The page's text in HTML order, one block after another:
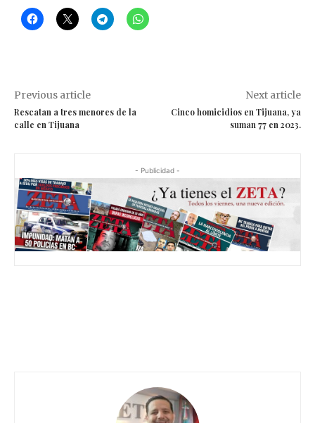
Previous article
Rescatan a tres menores de la
calle en Tijuana
Next article
Cinco homicidios en Tijuana, ya
suman 77 en 2023.
- Publicidad -